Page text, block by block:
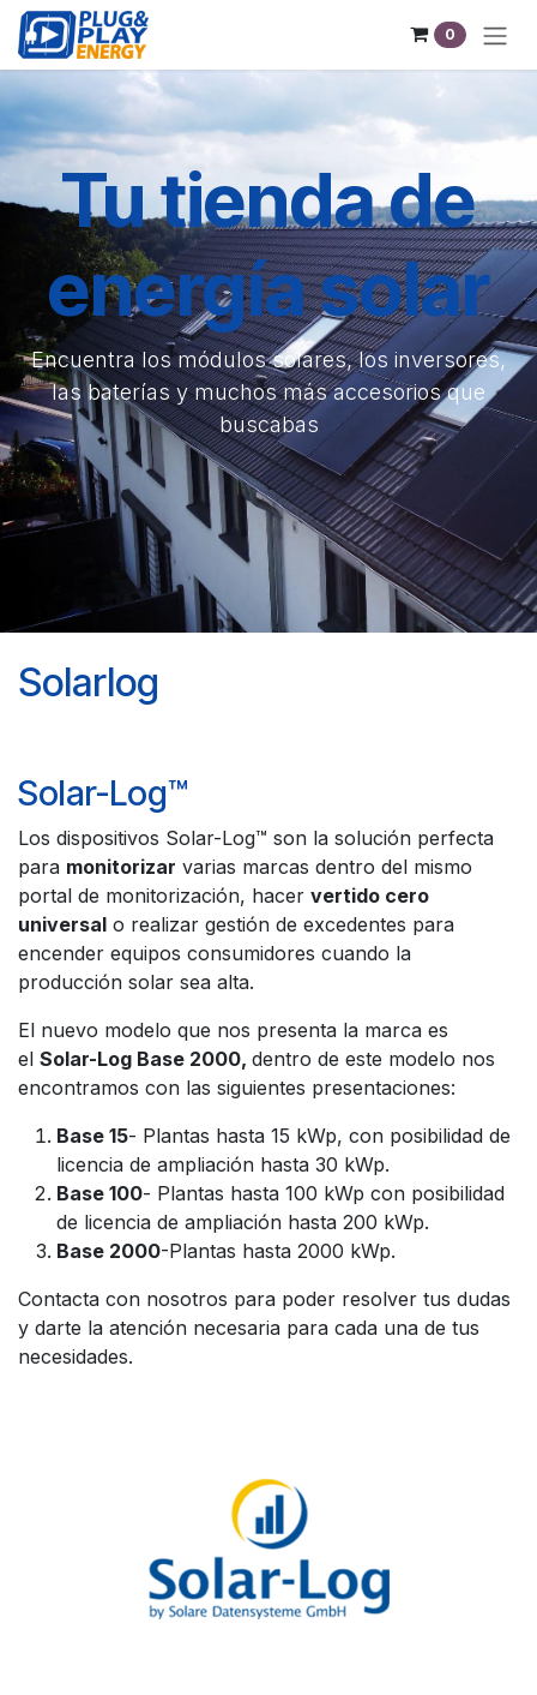
Ir al contenido
0
Tu tienda de
energía solar
Encuentra los módulos solares, los inversores,
las baterías y muchos más accesorios que
buscabas
Solarlog
Solar-Log™
Los dispositivos Solar-Log™ son la solución perfecta
para monitorizar varias marcas dentro del mismo
portal de monitorización, hacer vertido cero
universal o realizar gestión de excedentes para
encender equipos consumidores cuando la
producción solar sea alta.
El nuevo modelo que nos presenta la marca es
el Solar-Log Base 2000, dentro de este modelo nos
encontramos con las siguientes presentaciones:
Base 15- Plantas hasta 15 kWp, con posibilidad de
licencia de ampliación hasta 30 kWp.
Base 100- Plantas hasta 100 kWp con posibilidad
de licencia de ampliación hasta 200 kWp.
Base 2000-Plantas hasta 2000 kWp.
Contacta con nosotros para poder resolver tus dudas
y darte la atención necesaria para cada una de tus
necesidades.